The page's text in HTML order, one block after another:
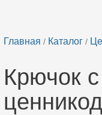
Главная / Каталог /
Крючок с